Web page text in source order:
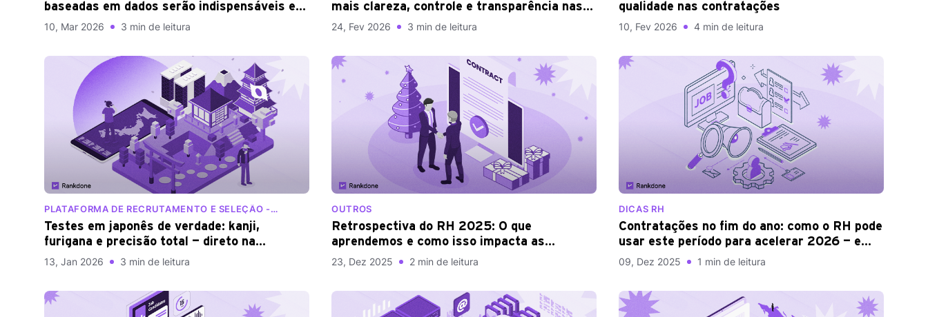
baseadas em dados serão indispensáveis em
2026
10, Mar 2026 3 min de leitura
mais clareza, controle e transparência nas
avaliações
24, Fev 2026 3 min de leitura
qualidade nas contratações
10, Fev 2026 4 min de leitura
PLATAFORMA DE RECRUTAMENTO E SELEÇÃO -
Testes em japonês de verdade: kanji,
furigana e precisão total — direto na
Rankdone!
13, Jan 2026 3 min de leitura
OUTROS
Retrospectiva do RH 2025: O que
aprendemos e como isso impacta as
contratações do próximo ano — e o papel da
23, Dez 2025 2 min de leitura
DICAS RH
Contratações no fim do ano: como o RH pode
usar este período para acelerar 2026 — e
como a Rankdone potencializa todo o
09, Dez 2025 1 min de leitura